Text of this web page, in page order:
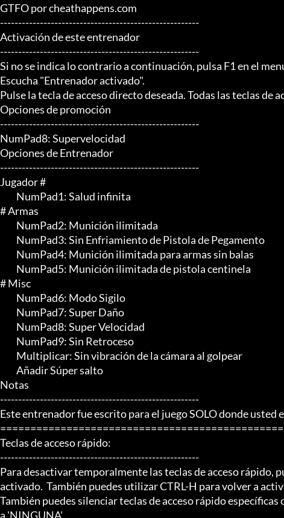
GTFO por cheathappens.com
-------------------------------------------------------
Activación de este entrenador
-------------------------------------------------------
Si no se indica lo contrario a continuación, pulsa F1 en el
Escucha "Entrenador activado".
Pulse la tecla de acceso directo deseada. Todas las teclas de
Opciones de promoción
-------------------------------------------------------
NumPad8: Supervelocidad
Opciones de Entrenador
-------------------------------------------------------
Jugador #
# Armas
# Misc
Notas
-------------------------------------------------------
Este entrenador fue escrito para el juego SOLO donde usted
Teclas de acceso rápido:
-------------------------------------------------------
Para desactivar temporalmente las teclas de acceso rápido,
activado.  También puedes utilizar CTRL-H para volver a
También puedes silenciar teclas de acceso rápido
a 'NINGUNA'.